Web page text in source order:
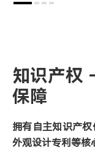
知识产权
保障
拥有自主知识产权
外观设计专利等核